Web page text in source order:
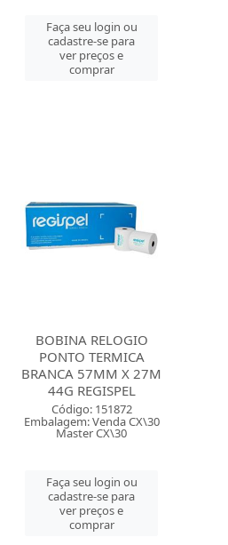
Faça seu login ou
cadastre-se para
ver preços e
comprar
BOBINA RELOGIO
PONTO TERMICA
BRANCA 57MM X 27M
44G REGISPEL
Código: 151872
Embalagem: Venda CX\30
Master CX\30
Faça seu login ou
cadastre-se para
ver preços e
comprar